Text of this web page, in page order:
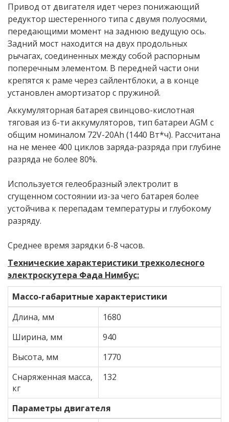
Привод от двигателя идет через понижающий
редуктор шестеренного типа с двумя полуосями,
передающими момент на заднюю ведущую ось.
Задний мост находится на двух продольных
рычагах, соединенных между собой распорным
поперечным элементом. В передней части они
крепятся к раме через сайлентблоки, а в конце
установлен амортизатор с пружиной.
Аккумуляторная батарея свинцово-кислотная
тяговая из 6-ти аккумуляторов, тип батареи AGM с
общим номиналом 72V-20Ah (1440 Вт*ч). Рассчитана
на не менее 400 циклов заряда-разряда при глубине
разряда не более 80%.
Используется гелеобразный электролит в
сгущенном состоянии из-за чего батарея более
устойчива к перепадам температуры и глубокому
разряду.
Среднее время зарядки 6-8 часов.
Технические характеристики трехколесного
электроскутера Фада Нимбус:
Массо-габаритные характеристики
Длина, мм
1680
Ширина, мм
940
Высота, мм
1770
Снаряженная масса,
кг
132
Параметры двигателя